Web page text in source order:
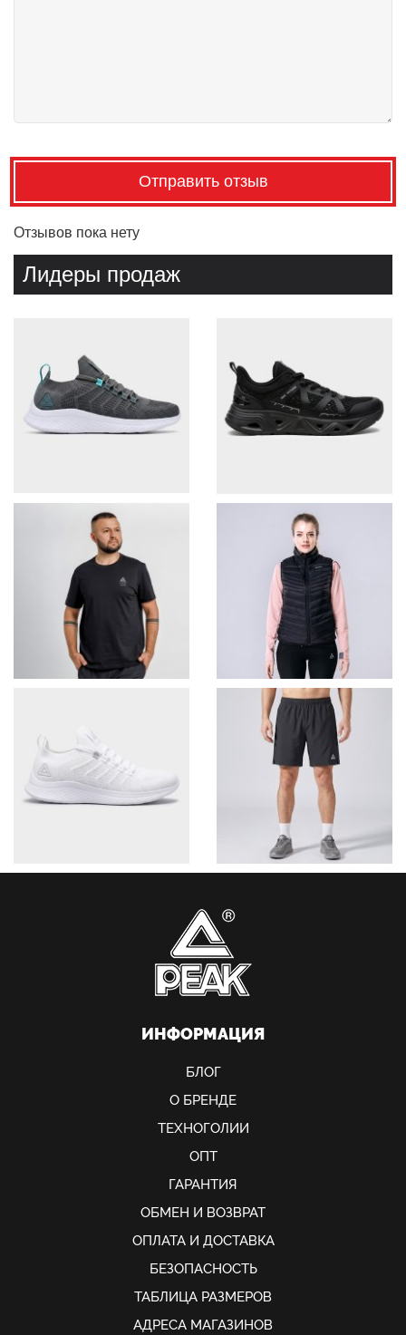
Отправить отзыв
Отзывов пока нету
Лидеры продаж
ИНФОРМАЦИЯ
БЛОГ
О БРЕНДЕ
ТЕХНОГОЛИИ
ОПТ
ГАРАНТИЯ
ОБМЕН И ВОЗВРАТ
ОПЛАТА И ДОСТАВКА
БЕЗОПАСНОСТЬ
ТАБЛИЦА РАЗМЕРОВ
АДРЕСА МАГАЗИНОВ